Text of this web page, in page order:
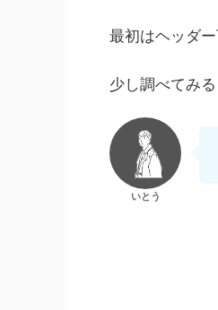
最初はヘッダ
少し調べてみ
いとう